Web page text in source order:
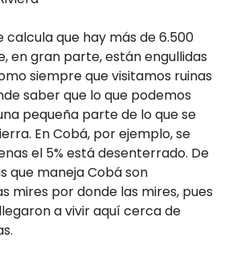
calcula que hay más de 6.500
en gran parte, están engullidas
siempre que visitamos ruinas
saber que lo que podemos
pequeña parte de lo que se
En Cobá, por ejemplo, se
el 5% está desenterrado. De
que maneja Cobá son
mires por donde las mires, pues
a vivir aquí cerca de